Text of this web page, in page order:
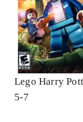
Lego Harry
5-7